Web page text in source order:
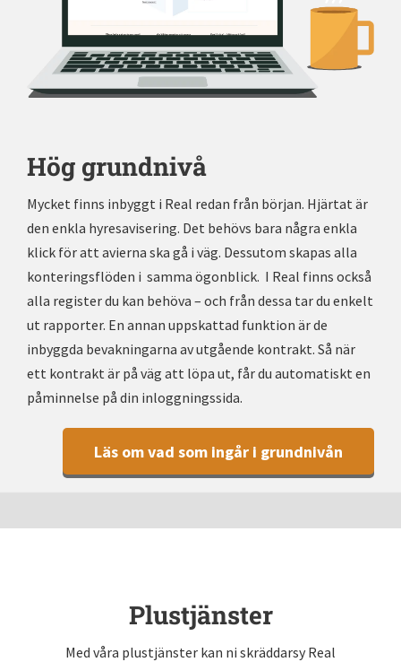
Hög grundnivå
Mycket finns inbyggt i Real redan från början. Hjärtat är
den enkla hyresavisering. Det behövs bara några enkla
klick för att avierna ska gå i väg. Dessutom skapas alla
konteringsflöden i samma ögonblick. I Real finns också
alla register du kan behöva – och från dessa tar du enkelt
ut rapporter. En annan uppskattad funktion är de
inbyggda bevakningarna av utgående kontrakt. Så när
ett kontrakt är på väg att löpa ut, får du automatiskt en
påminnelse på din inloggningssida.
Läs om vad som ingår i grundnivån
Plustjänster
Med våra plustjänster kan ni skräddarsy Real